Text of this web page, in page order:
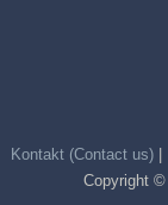
Kontakt (Contact us)|
Copyright ©